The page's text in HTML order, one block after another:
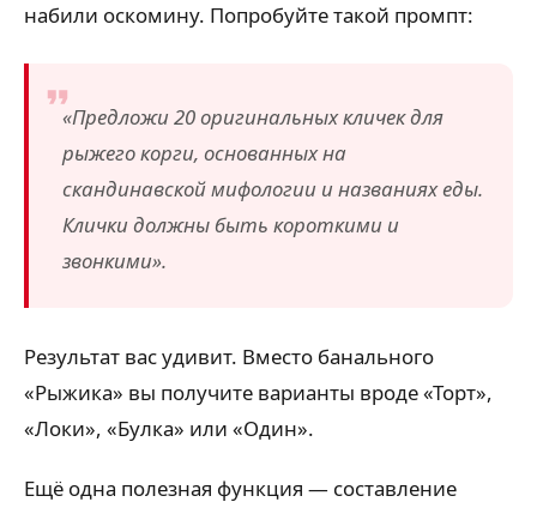
набили оскомину. Попробуйте такой промпт:
«Предложи 20 оригинальных кличек для
рыжего корги, основанных на
скандинавской мифологии и названиях еды.
Клички должны быть короткими и
звонкими».
Результат вас удивит. Вместо банального
«Рыжика» вы получите варианты вроде «Торт»,
«Локи», «Булка» или «Один».
Ещё одна полезная функция — составление